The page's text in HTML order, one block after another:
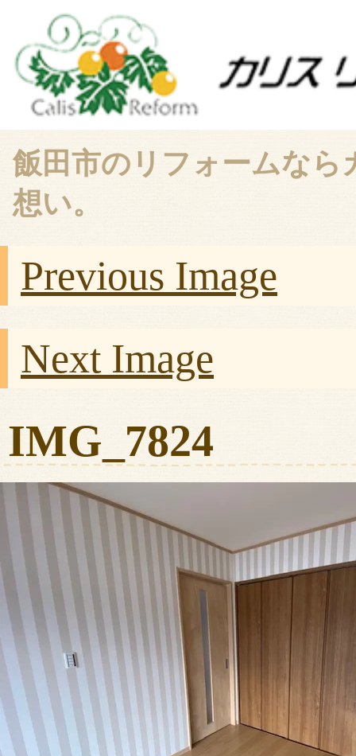
飯田市のリフォームな
想い。
Previous Image
Next Image
IMG_7824